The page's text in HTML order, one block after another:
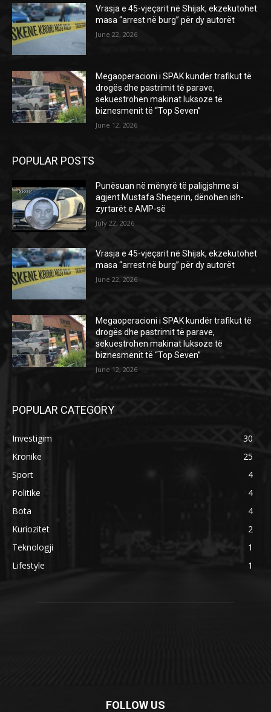
Vrasja e 45-vjeçarit në Shijak, ekzekutohet
masa “arrest në burg” për dy autorët
June 22, 2026
Megaoperacioni i SPAK kundër trafikut të
drogës dhe pastrimit të parave,
sekuestrohen makinat luksoze të
biznesmenit të “Top Seven”
June 12, 2026
POPULAR POSTS
Punësuan në mënyrë të paligjshme si
agjent Mustafa Sheqerin, dënohen ish-
zyrtarët e AMP-së
July 22, 2026
Vrasja e 45-vjeçarit në Shijak, ekzekutohet
masa “arrest në burg” për dy autorët
June 22, 2026
Megaoperacioni i SPAK kundër trafikut të
drogës dhe pastrimit të parave,
sekuestrohen makinat luksoze të
biznesmenit të “Top Seven”
June 12, 2026
POPULAR CATEGORY
Investigim
30
Kronike
25
Sport
4
Politike
4
Bota
4
Kuriozitet
2
Teknologji
1
Lifestyle
1
FOLLOW US